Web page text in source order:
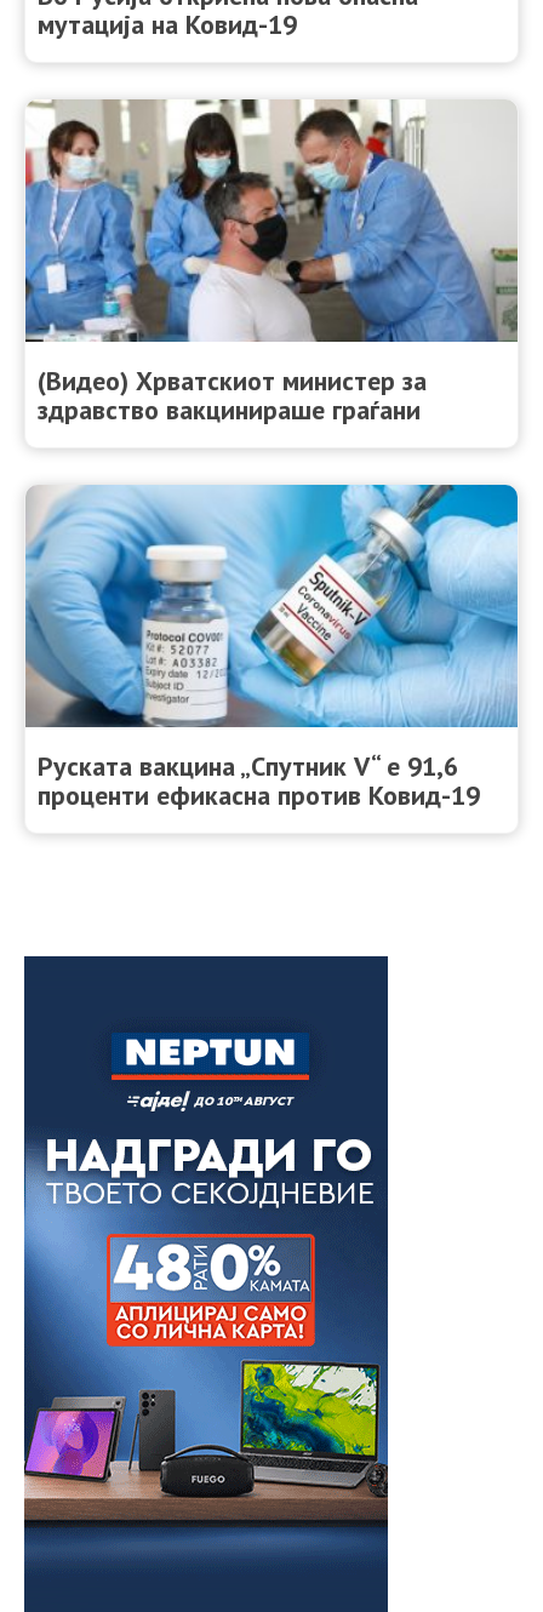
мутација на Ковид-19
(Видео) Хрватскиот министер за
здравство вакцинираше граѓани
Руската вакцина „Спутник V“ е 91,6
проценти ефикасна против Ковид-19